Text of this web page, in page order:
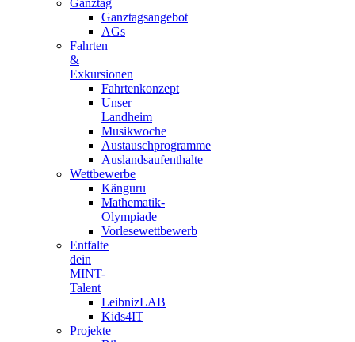
Ganztag
Ganztagsangebot
AGs
Fahrten
&
Exkursionen
Fahrtenkonzept
Unser
Landheim
Musikwoche
Austauschprogramme
Auslandsaufenthalte
Wettbewerbe
Känguru
Mathematik-
Olympiade
Vorlesewettbewerb
Entfalte
dein
MINT-
Talent
LeibnizLAB
Kids4IT
Projekte